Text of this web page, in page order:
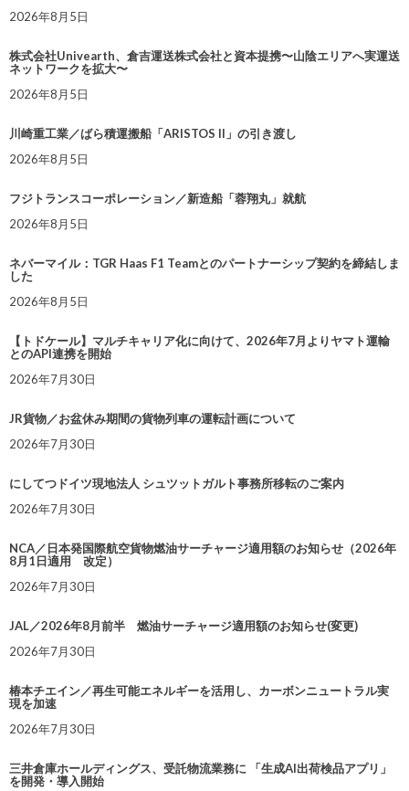
2026年8月5日
株式会社Univearth、倉吉運送株式会社と資本提携〜山陰エリアへ実運送
ネットワークを拡大〜
2026年8月5日
川崎重工業／ばら積運搬船「ARISTOS II」の引き渡し
2026年8月5日
フジトランスコーポレーション／新造船「蓉翔丸」就航
2026年8月5日
ネバーマイル：TGR Haas F1 Teamとのパートナーシップ契約を締結しま
した
2026年8月5日
【トドケール】マルチキャリア化に向けて、2026年7月よりヤマト運輸
とのAPI連携を開始
2026年7月30日
JR貨物／お盆休み期間の貨物列車の運転計画について
2026年7月30日
にしてつドイツ現地法人 シュツットガルト事務所移転のご案内
2026年7月30日
NCA／日本発国際航空貨物燃油サーチャージ適用額のお知らせ（2026年
8月1日適用 改定）
2026年7月30日
JAL／2026年8月前半 燃油サーチャージ適用額のお知らせ(変更)
2026年7月30日
椿本チエイン／再生可能エネルギーを活用し、カーボンニュートラル実
現を加速
2026年7月30日
三井倉庫ホールディングス、受託物流業務に 「生成AI出荷検品アプリ」
を開発・導入開始